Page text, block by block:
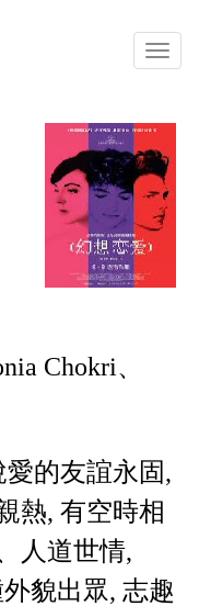
Toggle
Chokri、
的友誼永固,
熱, 有空時相
人道世情,
貌出眾, 志趣